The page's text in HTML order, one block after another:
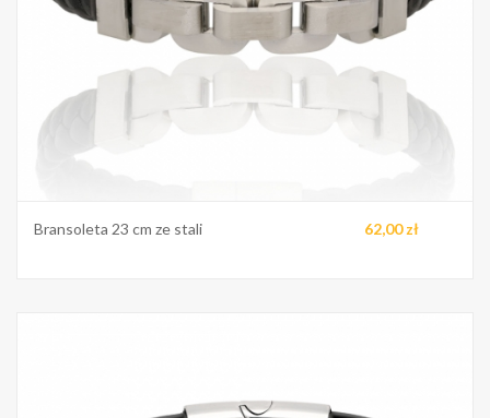
Bransoleta 23 cm ze stali 62,00 zł